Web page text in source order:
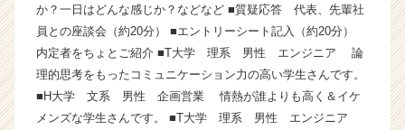
業
か
ら
カ
ウ
ト
か？一日はどんな感じか？などなど ■質疑応答 代表、先輩社
員との座談会（約20分） ■エントリーシート記入（約20分）
内定者をちょとご紹介 ■T大学 理系 男性 エンジニア 論
理的思考をもったコミュニケーション力の高い学生さんです。
■H大学 文系 男性 企画営業 情熱が誰よりも高く＆イケ
メンズな学生さんです。 ■T大学 理系 男性 エンジニア